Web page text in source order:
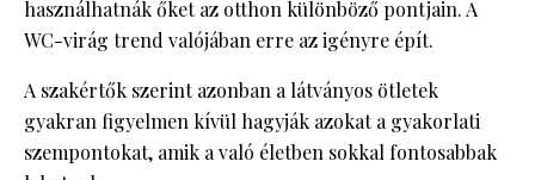
használhatnák őket az otthon különböző pontjain. A
WC-virág trend valójában erre az igényre épít.
A szakértők szerint azonban a látványos ötletek
gyakran figyelmen kívül hagyják azokat a gyakorlati
szempontokat, amik a való életben sokkal fontosabbak